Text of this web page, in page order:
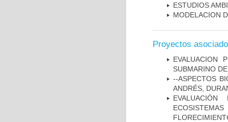
ESTUDIOS
MODELACION
Proyectos
EVALUACION
SUBMARINO
--ASPECTOS
ANDRÉS,